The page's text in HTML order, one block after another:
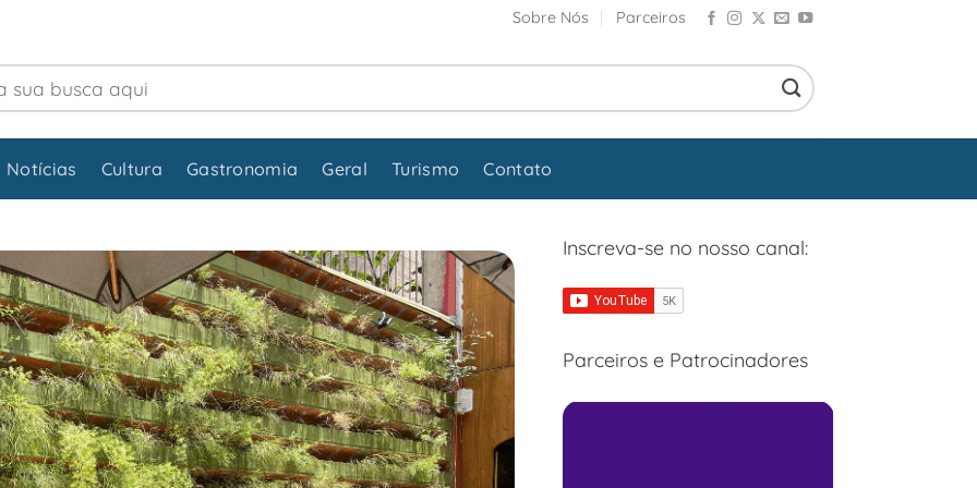
Sobre Nós Parceiros
Notícias Cultura Gastronomia Geral Turismo Contato
Inscreva-se no nosso canal:
Parceiros e Patrocinadores